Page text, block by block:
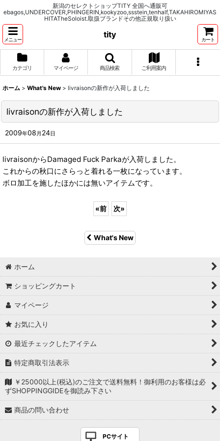
新潟のセレクトショップTITY 全国へ通販可
ebagos,UNDERCOVER,PHINGERIN,kookyzoo,ssstein,tenhalf,TAKAHIROMIYAS
HITATheSoloist.取扱ブランドその他正規取り扱い
メニュー
tity
カート
カテゴリ マイページ 商品検索 ご利用案内
ホーム > What's New > livraisonの新作が入荷しました
livraisonの新作が入荷しました
2009年08 月 24日
livraisonからDamaged Fuck Parkaが入荷しました。
これからの秋口にさらっと着れる一枚になっています。
ボロ加工を施したほかには無いアイテムです。
«前 次»
What's New
ホーム
ショッピングカート
マイページ
お気に入り
最近チェックしたアイテム
特定商取引法表示
￥25000以上(税込)のご注文で送料無料！御利用のお客様は必
ずSHOPPINGGIDEを御読み下さい
商品の問い合わせ
PCサイト